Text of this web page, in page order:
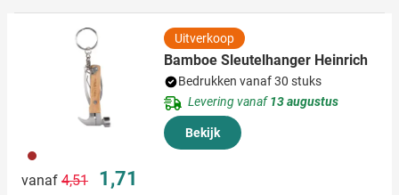
011
vanaf Normale prijs
4,51 Speciale prijs
1,71
Uitverkoop
Bamboe Sleutelhanger Heinrich
Bedrukken vanaf 30 stuks
Levering vanaf13 augustus
Bekijk